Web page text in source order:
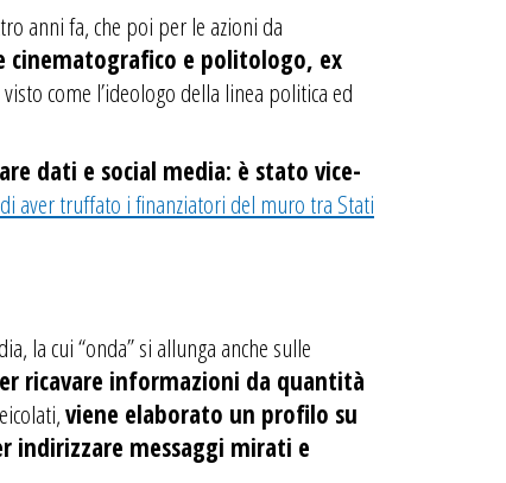
anni fa, che poi per le azioni da
e politologo, ex
come l’ideologo della linea politica ed
dati e social media: è stato vice-
di aver truffato i finanziatori del muro tra Stati
la cui “onda” si allunga anche sulle
ricavare informazioni da quantità
viene elaborato un profilo su
indirizzare messaggi mirati e